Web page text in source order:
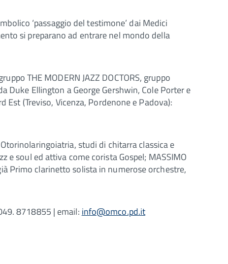
‘passaggio del testimone’ dai Medici
si preparano ad entrare nel mondo della
THE MODERN JAZZ DOCTORS, gruppo
Ellington a George Gershwin, Cole Porter e
(Treviso, Vicenza, Pordenone e Padova):
studi di chitarra classica e
e soul ed attiva come corista Gospel; MASSIMO
Primo clarinetto solista in numerose orchestre,
8718855 | email: info@omco.pd.it